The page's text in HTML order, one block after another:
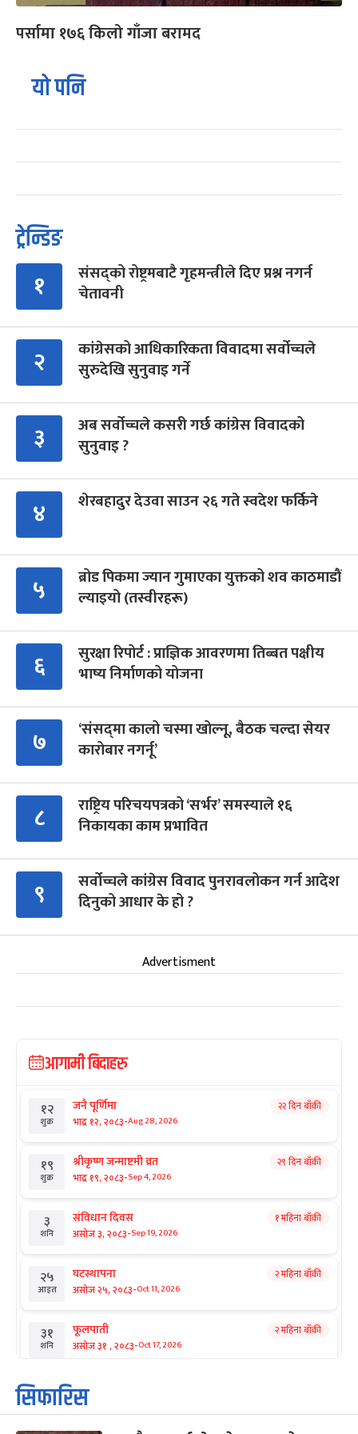
पर्सामा १७६ किलो गाँजा बरामद
यो पनि
ट्रेन्डिङ
१
संसद्को रोष्ट्रमबाटै गृहमन्त्रीले दिए प्रश्न नगर्न
चेतावनी
२
कांग्रेसको आधिकारिकता विवादमा सर्वोच्चले
सुरुदेखि सुनुवाइ गर्ने
३
अब सर्वोच्चले कसरी गर्छ कांग्रेस विवादको
सुनुवाइ ?
४ शेरबहादुर देउवा साउन २६ गते स्वदेश फर्किने
५
ब्रोड पिकमा ज्यान गुमाएका युक्तको शव काठमाडौं
ल्याइयो (तस्वीरहरू)
६
सुरक्षा रिपोर्ट : प्राज्ञिक आवरणमा तिब्बत पक्षीय
भाष्य निर्माणको योजना
७
‘संसद्‍मा कालो चस्मा खोल्नू, बैठक चल्दा सेयर
कारोबार नगर्नू’
८
राष्ट्रिय परिचयपत्रको ‘सर्भर’ समस्याले १६
निकायका काम प्रभावित
९
सर्वोच्चले कांग्रेस विवाद पुनरावलोकन गर्न आदेश
दिनुको आधार के हो ?
Advertisment
आगामी बिदाहरु
१२
शुक्र
जनै पूर्णिमा
भाद्र १२, २०८३-Aug 28, 2026
२२ दिन बाँकी
१९
शुक्र
श्रीकृष्ण जन्माष्टमी व्रत
भाद्र १९, २०८३-Sep 4, 2026
२९ दिन बाँकी
३
शनि
संविधान दिवस
असोज ३, २०८३-Sep 19, 2026
१ महिना बाँकी
२५
आइत
घटस्थापना
असोज २५, २०८३-Oct 11, 2026
२ महिना बाँकी
३१
शनि
फूलपाती
असोज ३१ , २०८३-Oct 17, 2026
२ महिना बाँकी
१
आइत
कार्तिक सङ्क्रान्ति
कार्तिक १, २०८३
सिफारिस